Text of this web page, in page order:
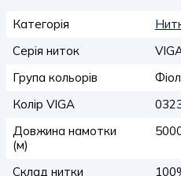
Категорія
Серія ниток
Група кольорів
Колір VIGA
Довжина намотки
(м)
Склад нитки